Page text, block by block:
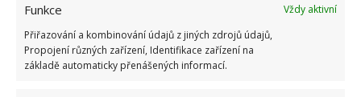
Funkce
Vždy aktivní
Přiřazování a kombinování údajů z jiných zdrojů údajů,
Propojení různých zařízení, Identifikace zařízení na
základě automaticky přenášených informací.